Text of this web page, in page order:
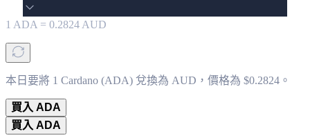
1 ADA = 0.2824 AUD
本日要將 1 Cardano (ADA) 兌換為 AUD，價格為 $0.2824。
買入 ADA
買入 ADA